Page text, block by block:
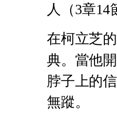
人（3章14
在柯立芝
典。當他
脖子上的
無蹤。